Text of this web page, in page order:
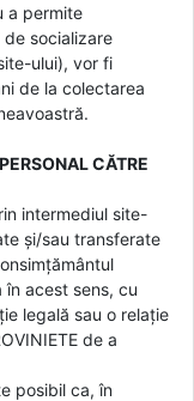
a permite
socializare
ului), vor fi
de la colectarea
CĂTRE
intermediul site-
și/sau transferate
acest sens, cu
legală sau o relație
de a
posibil ca, în